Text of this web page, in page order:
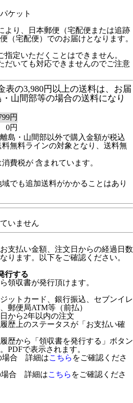
ケット
より、日本郵便（宅配便または追跡
（宅配便）でのお届けとなります。
定いただくことはできません。
だいても対応できませんのでご注意
表の3,980円以上の送料は、お届
山間部等の場合の送料になり
円
0円
島・山間部以外で購入金額が税込
無料ラインの対象となり、送料無
費税が 含まれています。
でも追加送料がかかることはあり
いません
支払い金額、注文日からの経過日数
ります。以下をご確認ください。
行する
領収書が発行頂けます。
ットカード、銀行振込、セブンイレ
郵便局ATM等（前払）
ら2年以内の注文
上のステータスが「お支払い確
から「領収書を発行する」ボタン
PDFで表示されます。
詳細はこちら をご確認くださ
詳細はこちら をご確認くださ